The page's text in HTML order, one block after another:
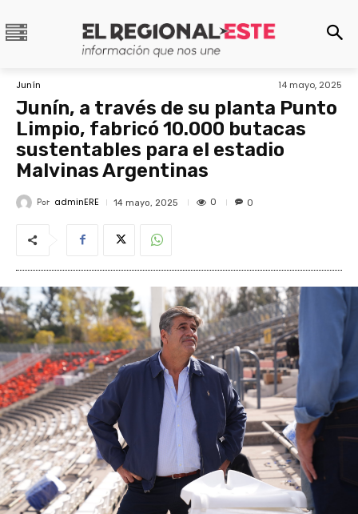
Junín 14 mayo, 2025
Junín, a través de su planta Punto
Limpio, fabricó 10.000 butacas
sustentables para el estadio
Malvinas Argentinas
Por adminERE 14 mayo, 2025 0 0